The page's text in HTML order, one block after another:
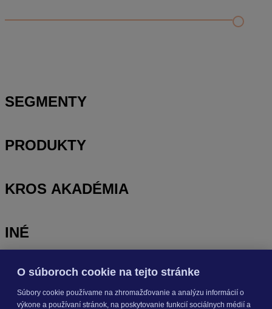
Nastavenie šanónov
SEGMENTY
PRODUKTY
KROS AKADÉMIA
INÉ
OdoberajteNOVINKY
O súboroch cookie na tejto stránke
Súbory cookie používame na zhromažďovanie a analýzu informácií o
výkone a používaní stránok, na poskytovanie funkcií sociálnych médií a